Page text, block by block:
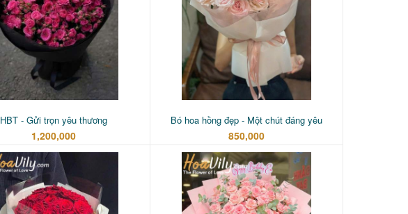
HBT - Gửi trọn yêu thương
1,200,000
Bó hoa hồng đẹp - Một chút đáng yêu
850,000